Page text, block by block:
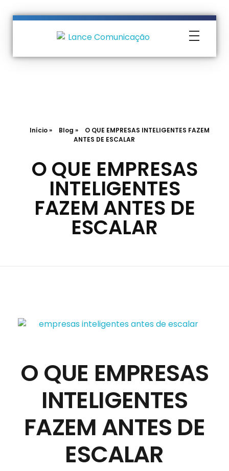
Início» Blog »
O QUE EMPRESAS INTELIGENTES FAZEM
ANTES DE ESCALAR
O QUE EMPRESAS
INTELIGENTES
FAZEM ANTES DE
ESCALAR
O QUE EMPRESAS
INTELIGENTES
FAZEM ANTES DE
ESCALAR